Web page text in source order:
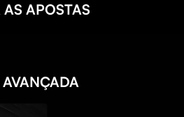
APOSTAS